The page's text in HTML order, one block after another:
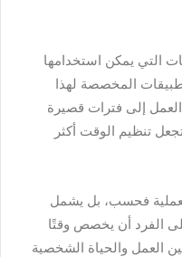
التي يمكن استخدامها
المخصصة لهذا
إلى فترات قصيرة
تنظيم الوقت أكثر
فحسب، بل يشمل
الفرد أن يخصص وقتًا
بين العمل والحياة الشخصية